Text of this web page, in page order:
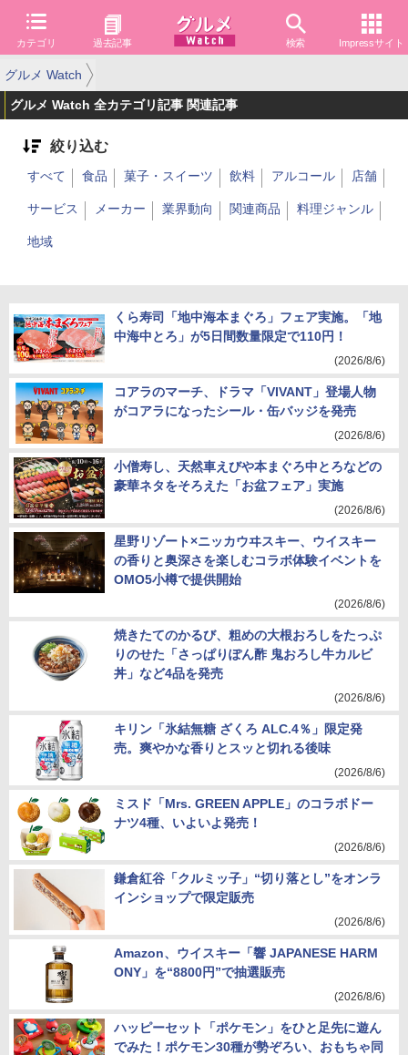
カテゴリ 過去記事 検索 Impressサイト
グルメ Watch
グルメ Watch 全カテゴリ記事 関連記事
絞り込む
すべて 食品 菓子・スイーツ 飲料 アルコール 店舗
サービス メーカー 業界動向 関連商品 料理ジャンル
地域
くら寿司「地中海本まぐろ」フェア実施。「地
中海中とろ」が5日間数量限定で110円！
(2026/8/6)
コアラのマーチ、ドラマ「VIVANT」登場人物
がコアラになったシール・缶バッジを発売
(2026/8/6)
小僧寿し、天然車えびや本まぐろ中とろなどの
豪華ネタをそろえた「お盆フェア」実施
(2026/8/6)
星野リゾート×ニッカウヰスキー、ウイスキー
の香りと奥深さを楽しむコラボ体験イベントを
OMO5小樽で提供開始
(2026/8/6)
焼きたてのかるび、粗めの大根おろしをたっぷ
りのせた「さっぱりぽん酢 鬼おろし牛カルビ
丼」など4品を発売
(2026/8/6)
キリン「氷結無糖 ざくろ ALC.4％」限定発
売。爽やかな香りとスッと切れる後味
(2026/8/6)
ミスド「Mrs. GREEN APPLE」のコラボドー
ナツ4種、いよいよ発売！
(2026/8/6)
鎌倉紅谷「クルミッ子」“切り落とし”をオンラ
インショップで限定販売
(2026/8/6)
Amazon、ウイスキー「響 JAPANESE HARM
ONY」を“8800円”で抽選販売
(2026/8/6)
ハッピーセット「ポケモン」をひと足先に遊ん
でみた！ポケモン30種が勢ぞろい、おもちゃ同